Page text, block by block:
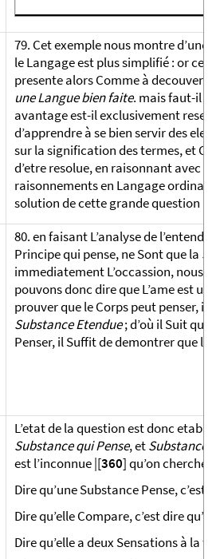
79. Cet exemple nous montre d’une
le Langage est plus simplifié : or cet
presente alors Comme à decouvert
une Langue bien faite. mais faut-il
avantage est-il exclusivement
d’apprendre à se bien servir des
sur la signification des termes, et
d’etre resolue, en raisonnant avec
raisonnements en Langage
solution de cette grande question :
80. en faisant L’analyse de
Principe qui pense, ne Sont que la
immediatement L’occassion, nous
pouvons donc dire que L’ame est une
prouver que le Corps peut penser, il
Substance Etendue; d’où il Suit
Pen­ser, il Suffit de demontrer que
L’etat de la question est donc etabli
Substance qui Pense, etSub­stance
est l’inconnue |[360] qu’on cherche
Dire qu’une Substance Pense, c’est
Dire qu’elle Compare, c’est dire
Dire qu’elle a deux Sensations à la